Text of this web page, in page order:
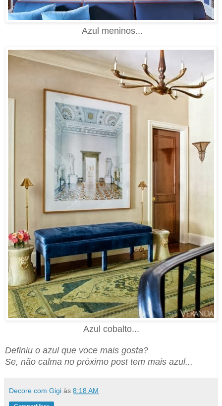
Azul meninos...
Azul cobalto...
Definiu o azul que voce mais gosta?
Se, não calma no próximo post tem mais azul...
Decore com Gigi às 8:18 AM